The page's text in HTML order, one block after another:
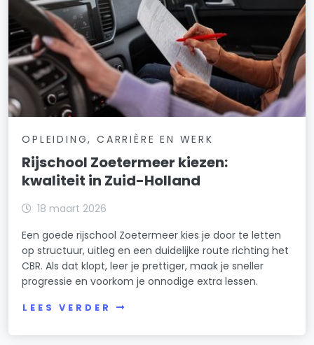
OPLEIDING, CARRIÈRE EN WERK
Rijschool Zoetermeer kiezen:
kwaliteit in Zuid-Holland
18 maart 2026
Een goede rijschool Zoetermeer kies je door te letten
op structuur, uitleg en een duidelijke route richting het
CBR. Als dat klopt, leer je prettiger, maak je sneller
progressie en voorkom je onnodige extra lessen.
LEES VERDER